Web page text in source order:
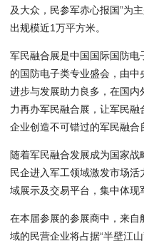
及大众，民参军赤心报国”为
出规模近1万平方米。
军民融合展是中国国际国防电
的国防电子类专业盛会，由
进步与发展助力良多，在国
力再办军民融合展，让军民
企业创造不可错过的军民融合
随着军民融合发展成为国家战
民企进入军工领域激发市场
域展示及交易平台，集中体
在本届参展的参展商中，来
域的民营企业将占据“半壁江